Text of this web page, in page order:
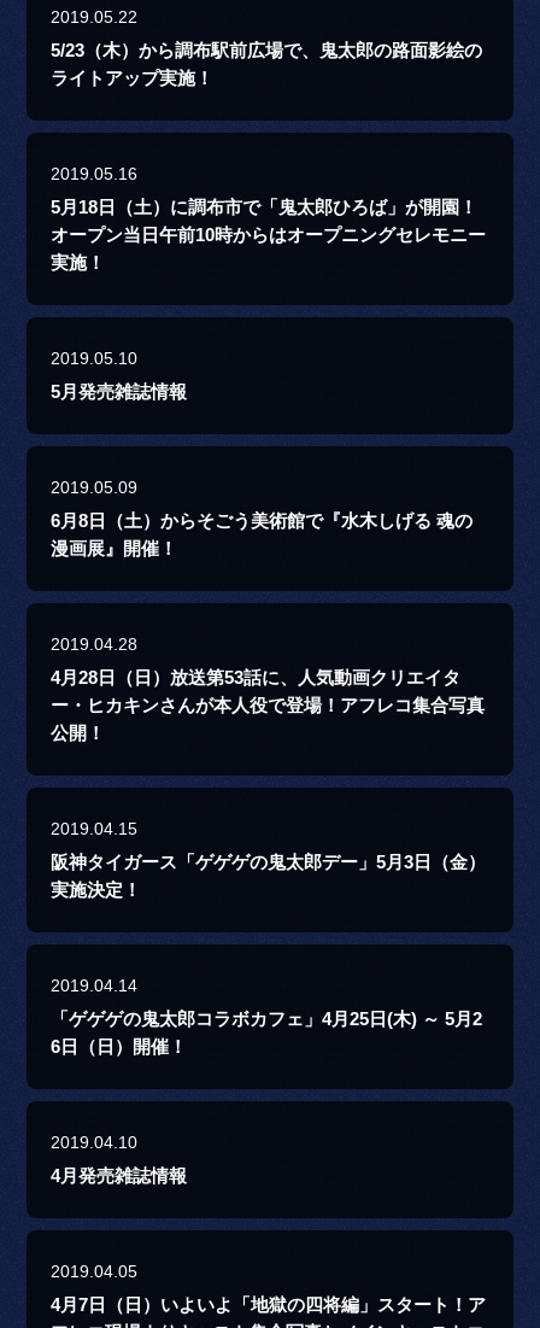
2019.05.22
5/23（木）から調布駅前広場で、鬼太郎の路面影絵の
ライトアップ実施！
2019.05.16
5月18日（土）に調布市で「鬼太郎ひろば」が開園！
オープン当日午前10時からはオープニングセレモニー
実施！
2019.05.10
5月発売雑誌情報
2019.05.09
6月8日（土）からそごう美術館で『水木しげる 魂の
漫画展』開催！
2019.04.28
4月28日（日）放送第53話に、人気動画クリエイタ
ー・ヒカキンさんが本人役で登場！アフレコ集合写真
公開！
2019.04.15
阪神タイガース「ゲゲゲの鬼太郎デー」5月3日（金）
実施決定！
2019.04.14
「ゲゲゲの鬼太郎コラボカフェ」4月25日(木) ～ 5月2
6日（日）開催！
2019.04.10
4月発売雑誌情報
2019.04.05
4月7日（日）いよいよ「地獄の四将編」スタート！ア